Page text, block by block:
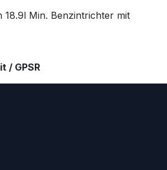
18.9l Min. Benzintrichter mit
/ GPSR